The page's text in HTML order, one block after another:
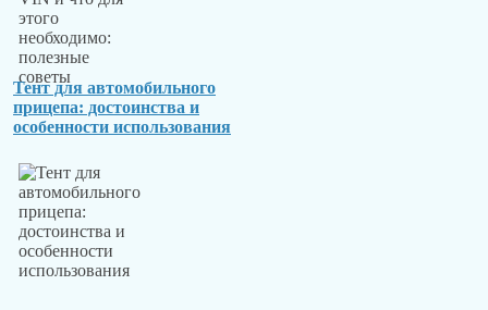
Тент для автомобильного
прицепа: достоинства и
особенности использования